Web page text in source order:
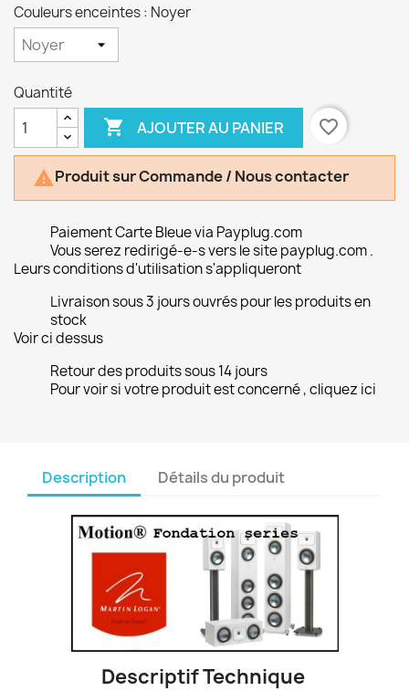
Couleurs enceintes : Noyer
Quantité
 AJOUTER AU PANIER favorite_border
Produit sur Commande / Nous contacter
Paiement Carte Bleue via Payplug.com
Vous serez redirigé-e-s vers le site payplug.com .
Leurs conditions d'utilisation s'appliqueront
Livraison sous 3 jours ouvrés pour les produits en
stock
Voir ci dessus
Retour des produits sous 14 jours
Pour voir si votre produit est concerné , cliquez ici
Description Détails du produit
Descriptif Technique